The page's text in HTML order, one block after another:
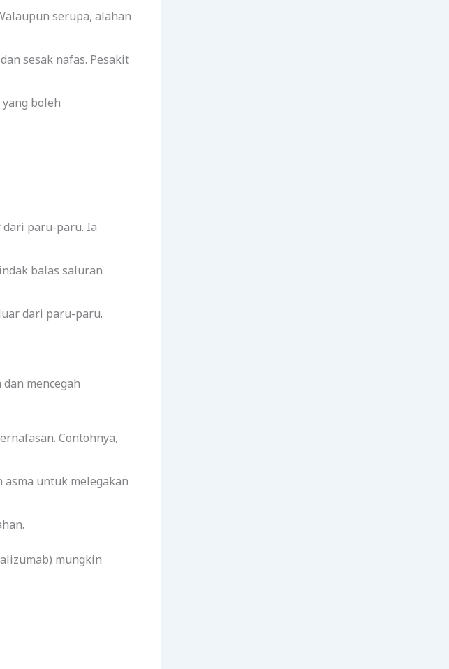
serupa, alahan
sesak nafas. Pesakit
boleh
paru-paru. Ia
balas saluran
dari paru-paru.
mencegah
Contohnya,
asma untuk melegakan
mungkin